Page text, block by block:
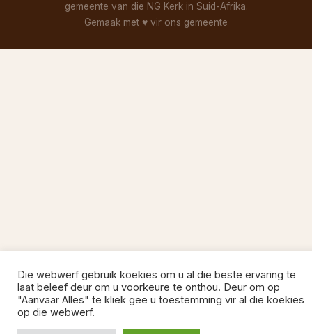
gemeente van die NG Kerk in Suid-Afrika.
Gemaak met ♥ vir ons gemeente
Die webwerf gebruik koekies om u al die beste ervaring te
laat beleef deur om u voorkeure te onthou. Deur om op
"Aanvaar Alles" te kliek gee u toestemming vir al die koekies
op die webwerf.